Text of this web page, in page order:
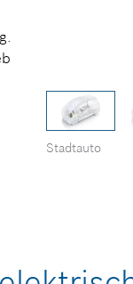
Stadtauto